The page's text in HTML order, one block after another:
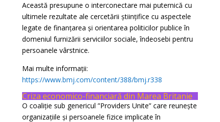
Această presupune o interconectare mai puternică cu
ultimele rezultate ale cercetării științifice cu aspectele
legate de finanțarea și orientarea politicilor publice în
domeniul furnizării serviciilor sociale, îndeosebi pentru
persoanele vârstnice.
Mai multe informații:
https://www.bmj.com/content/388/bmj.r338
Criza economico-financiară din Marea Britanie
O coaliție sub genericul ”Providers Unite” care reunește
organizațiile și persoanele fizice implicate în